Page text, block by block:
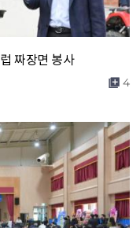
짜장면 봉사
4